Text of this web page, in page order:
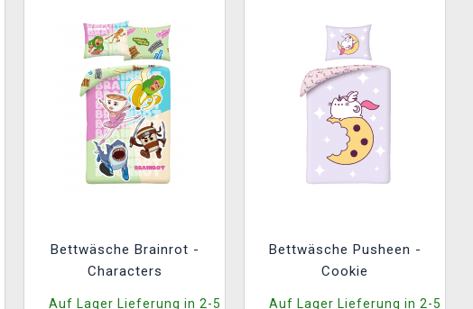
Bettwäsche Brainrot -
Characters
Auf Lager Lieferung in 2-5
Bettwäsche Pusheen -
Cookie
Auf Lager Lieferung in 2-5